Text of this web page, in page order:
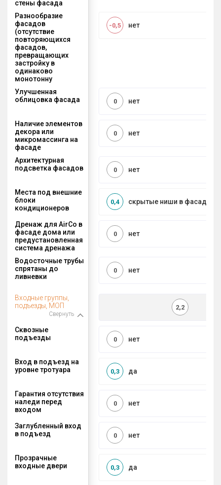
стены фасада
Разнообразие
фасадов
(отсутствие
повторяющихся
фасадов,
превращающих
застройку в
одинаково
монотонну
нет
-0,5
Улучшенная
облицовка фасада
нет
0
Наличие элементов
декора или
микромассинга на
фасаде
нет
0
Архитектурная
подсветка фасадов
нет
0
Места под внешние
блоки
кондиционеров
скрытые ниши в фасаде
0,4
Дренаж для AirCo в
фасаде дома или
предустановленная
система дренажа
нет
0
Водосточные трубы
спрятаны до
ливневки
нет
0
Входные группы,
подъезды, МОП
Свернуть
2,2
Сквозные
подъезды
нет
0
Вход в подъезд на
уровне тротуара
да
0,3
Гарантия отсутствия
наледи перед
входом
нет
0
Заглубленный вход
в подъезд
нет
0
Прозрачные
входные двери
да
0,3